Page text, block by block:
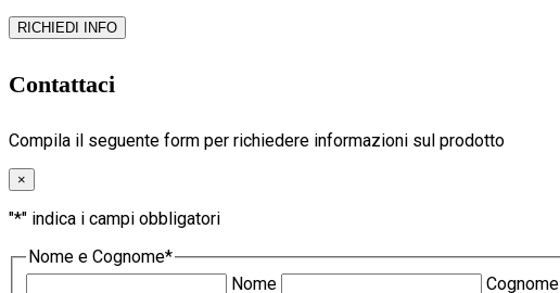
RICHIEDI INFO
Contattaci
Compila il seguente form per richiedere informazioni sul prodotto
×
"*" indica i campi obbligatori
Nome e Cognome*
Nome
Cognome